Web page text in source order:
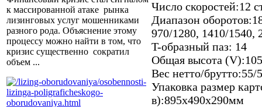
к массированной атаке рынка
лизинговых услуг мошенниками
разного рода. Объяснение этому
процессу можно найти в том, что
кризис существенно сократил
объем ...
Число скоростей:12
Диапазон
970/1280, 1410/1540,
T-образный паз: 14
Общая высота
Вес нетто/брутто:55/
Упаковка размер
в):895x490x290мм